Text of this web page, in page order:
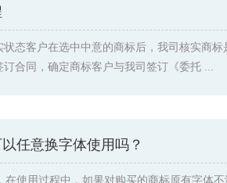
状态客户在选中中意的商标后，我司核实商标
合同，确定商标客户与我司签订《委托 ...
任意换字体使用吗？
在使用过程中，如果对购买的商标原有字体